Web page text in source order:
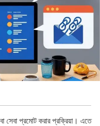
সেবা প্রমোট করার প্রক্রিয়া। এতে